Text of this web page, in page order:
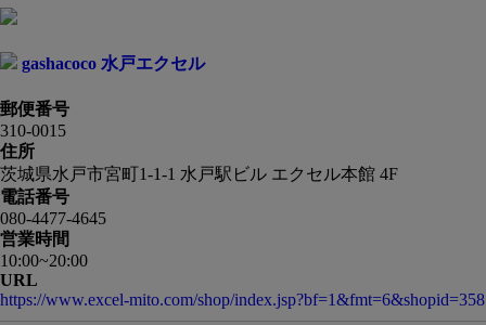
gashacoco 水戸エクセル
郵便番号
310-0015
住所
茨城県水戸市宮町1-1-1 水戸駅ビル エクセル本館 4F
電話番号
080-4477-4645
営業時間
10:00~20:00
URL
https://www.excel-mito.com/shop/index.jsp?bf=1&fmt=6&shopid=358